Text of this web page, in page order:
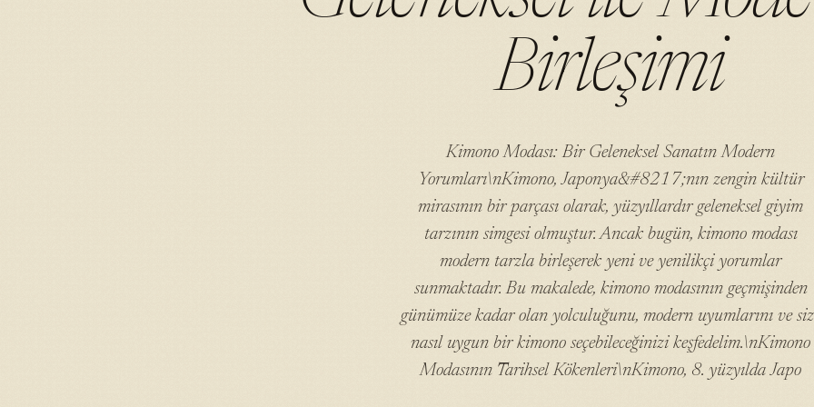
Birleşimi
Kimono Modası: Bir Geleneksel Sanatın Modern
Yorumları\nKimono, Japonya&#8217;nın zengin kültür
mirasının bir parçası olarak, yüzyıllardır geleneksel giyim
tarzının simgesi olmuştur. Ancak bugün, kimono modası
modern tarzla birleşerek yeni ve yenilikçi yorumlar
sunmaktadır. Bu makalede, kimono modasının geçmişinden
günümüze kadar olan yolculuğunu, modern uyumlarını ve
nasıl uygun bir kimono seçebileceğinizi keşfedelim.\nKimono
Modasının Tarihsel Kökenleri\nKimono, 8. yüzyılda Japo